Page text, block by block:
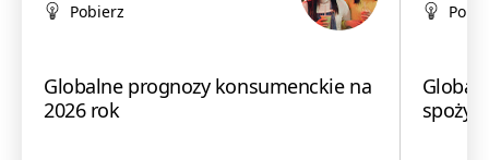
Pobierz
Globalne prognozy konsumenckie na
2026 rok